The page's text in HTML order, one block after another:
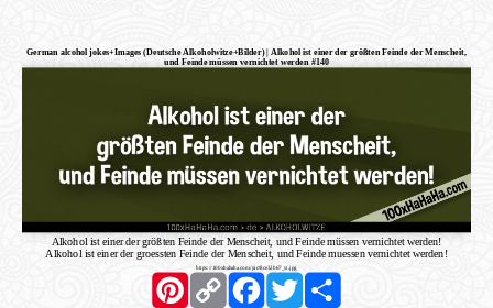
German alcohol jokes+Images (Deutsche Alkoholwitze+Bilder) | Alkohol ist einer der größten Feinde der Menscheit,
und Feinde müssen vernichtet werden #140
Alkohol ist einer der größten Feinde der Menscheit, und Feinde müssen vernichtet werden!
Alkohol ist einer der groessten Feinde der Menscheit, und Feinde muessen vernichtet werden!
https://100xhahaha.com/pic!8ce32b67_st.jpg
PinterestCopy
Link
FacebookTwitter Share